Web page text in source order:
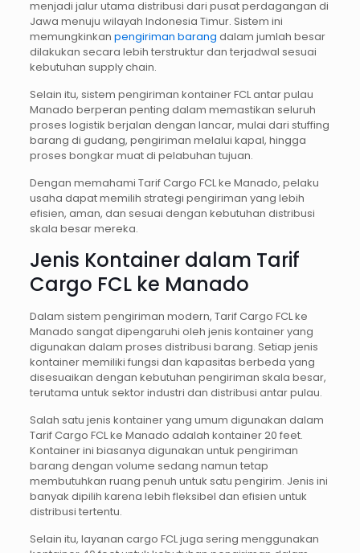
menjadi jalur utama distribusi dari pusat perdagangan di
Jawa menuju wilayah Indonesia Timur. Sistem ini
memungkinkan pengiriman barang dalam jumlah besar
dilakukan secara lebih terstruktur dan terjadwal sesuai
kebutuhan supply chain.
Selain itu, sistem pengiriman kontainer FCL antar pulau
Manado berperan penting dalam memastikan seluruh
proses logistik berjalan dengan lancar, mulai dari stuffing
barang di gudang, pengiriman melalui kapal, hingga
proses bongkar muat di pelabuhan tujuan.
Dengan memahami Tarif Cargo FCL ke Manado, pelaku
usaha dapat memilih strategi pengiriman yang lebih
efisien, aman, dan sesuai dengan kebutuhan distribusi
skala besar mereka.
Jenis Kontainer dalam Tarif
Cargo FCL ke Manado
Dalam sistem pengiriman modern, Tarif Cargo FCL ke
Manado sangat dipengaruhi oleh jenis kontainer yang
digunakan dalam proses distribusi barang. Setiap jenis
kontainer memiliki fungsi dan kapasitas berbeda yang
disesuaikan dengan kebutuhan pengiriman skala besar,
terutama untuk sektor industri dan distribusi antar pulau.
Salah satu jenis kontainer yang umum digunakan dalam
Tarif Cargo FCL ke Manado adalah kontainer 20 feet.
Kontainer ini biasanya digunakan untuk pengiriman
barang dengan volume sedang namun tetap
membutuhkan ruang penuh untuk satu pengirim. Jenis ini
banyak dipilih karena lebih fleksibel dan efisien untuk
distribusi tertentu.
Selain itu, layanan cargo FCL juga sering menggunakan